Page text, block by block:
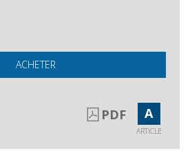
ACHETER
PDF A
ARTICLE